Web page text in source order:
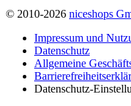
© 2010-2026 niceshops
Impressum und
Datenschutz
Allgemeine
Datenschutz-